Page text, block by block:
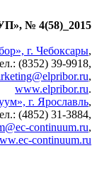
№ 4(58)_2015
г. Чебоксары,
(8352) 39-9918,
,
www.elpribor.ru.
г. Ярославль,
(4852) 31-3884,
continuum.ru,
continuum.ru